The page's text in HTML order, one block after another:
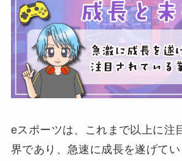
eスポーツは、これまで以上に注
界であり、急速に成長を遂げてい